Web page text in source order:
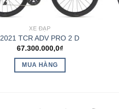
XE ĐẠP
2021 TCR ADV PRO 2 D
67.300.000,0₫
MUA HÀNG